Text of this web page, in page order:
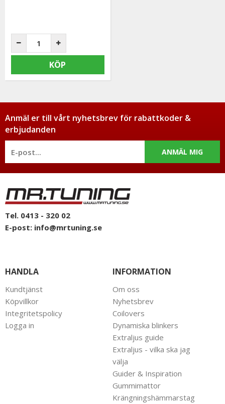
KÖP
Anmäl er till vårt nyhetsbrev för rabattkoder &
erbjudanden
ANMÄL MIG
Tel. 0413 - 320 02
E-post: info@mrtuning.se
HANDLA
Kundtjänst
Köpvillkor
Integritetspolicy
Logga in
INFORMATION
Om oss
Nyhetsbrev
Coilovers
Dynamiska blinkers
Extraljus guide
Extraljus - vilka ska jag
välja
Guider & Inspiration
Gummimattor
Krängningshämmarstag